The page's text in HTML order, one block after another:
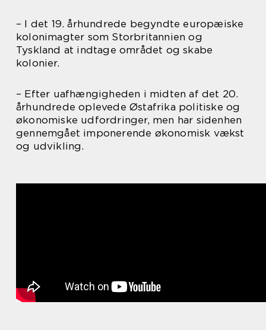
– I det 19. århundrede begyndte europæiske
kolonimagter som Storbritannien og
Tyskland at indtage området og skabe
kolonier.
– Efter uafhængigheden i midten af det 20.
århundrede oplevede Østafrika politiske og
økonomiske udfordringer, men har sidenhen
gennemgået imponerende økonomisk vækst
og udvikling.